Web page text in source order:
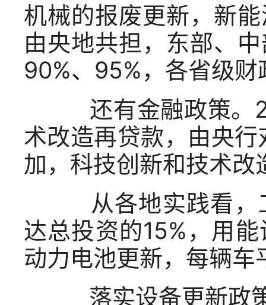
机械的报废更新，新
由央地共担，东部、
90%、95%，各省级
还有金融政策。
术改造再贷款，由央
加，科技创新和技术
从各地实践看，
达总投资的15%，用
动力电池更新，每辆车
落实设备更新政策